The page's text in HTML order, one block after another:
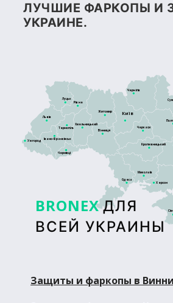
ЛУЧШИЕ ФАРКОПЫ И
УКРАИНЕ.
BRONEX ДЛЯ
ВСЕЙ УКРАИНЫ
Луцьк
Київ
Житомир
Тернопіль
Рівне
Львів
Кропивницький
Черкаси
Чернігів
Херсон
Ужгород
Чернівці
Вінниця
Хмельницький
Івано-Франківськ
Миколаїв
Одеса
Защиты и фаркопы в